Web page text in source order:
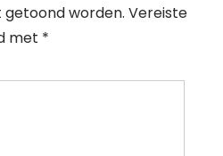
worden. Vereiste
met *